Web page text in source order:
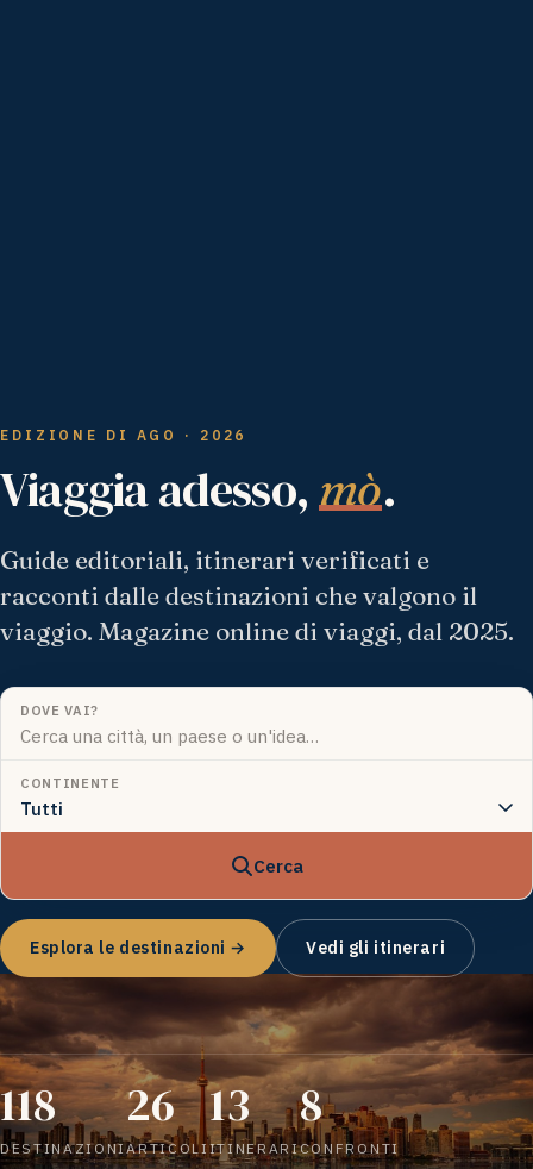
EDIZIONE DI AGO · 2026
Viaggia adesso,mò.
Guide editoriali, itinerari verificati e
racconti dalle destinazioni che valgono il
viaggio. Magazine online di viaggi, dal 2025.
DOVE VAI?
CONTINENTE
Cerca
Esplora le destinazioni → Vedi gli itinerari
118
DESTINAZIONI
26
ARTICOLI
13
ITINERARI
8
CONFRONTI